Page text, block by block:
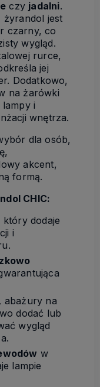
czy jadalni.
żyrandol jest
czarny, co
wygląd.
rurce,
jej
Dodatkowo,
na żarówki
lampy i
wnętrza.
dla osób,
akcent,
formą.
CHIC:
który dodaje
i
abażury na
dodać lub
wygląd
w
lampie